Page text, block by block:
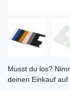
Musst du los?
deinen Einkauf auf